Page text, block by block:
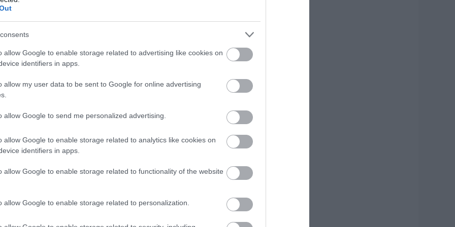
allow Google to enable storage related to advertising like cookies on
identifiers in apps.
allow my user data to be sent to Google for online advertising
allow Google to send me personalized advertising.
allow Google to enable storage related to analytics like cookies on
identifiers in apps.
allow Google to enable storage related to functionality of the website
allow Google to enable storage related to personalization.
θα πετάμε».
αποθέωση, επιβεβαιώνοντας για
στην κορυφή της παγκόσμιας ενόργανης
Σήμερα το
μεγαλύτερο
πανηγύρι του
καλοκαιριού στην
08.08.2026 | 14:20